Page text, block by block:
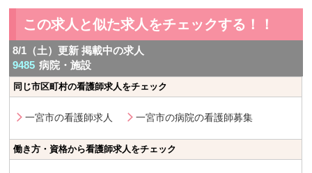
この求人と似た求人をチェックする！！
8/1（土）更新 掲載中の求人
9485 病院・施設
同じ市区町村の看護師求人をチェック
一宮市の看護師求人 一宮市の病院の看護師募集
働き方・資格から看護師求人をチェック